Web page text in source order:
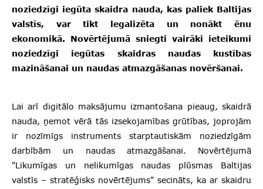
noziedzīgi iegūta skaidra nauda, kas paliek Baltijas
valstīs, var tikt legalizēta un nonākt ēnu
ekonomikā. Novērtējumā sniegti vairāki ieteikumi
noziedzīgi iegūtas skaidras naudas kustības
mazināšanai un naudas atmazgāšanas novēršanai.
Lai arī digitālo maksājumu izmantošana pieaug, skaidrā
nauda, ņemot vērā tās izsekojamības grūtības, joprojām
ir nozīmīgs instruments starptautiskām noziedzīgām
darbībām un naudas atmazgāšanai. Novērtējumā
"Likumīgas un nelikumīgas naudas plūsmas Baltijas
valstīs – stratēģisks novērtējums" secināts, ka ar skaidru